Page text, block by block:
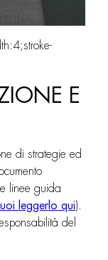
E
di strategie ed
linee guida
leggerlo qui).
del